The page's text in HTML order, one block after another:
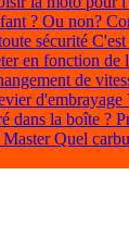
? Ou non?
sécurité
en fonction de
de
d'embrayage
dans la boîte ?
Quel